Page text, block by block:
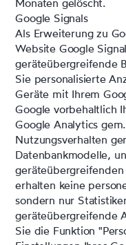
Monaten gelöscht.
Google Signals
Als Erweiterung zu
Website Google
geräteübergreifende
Sie personalisierte
Geräte mit Ihrem
Google vorbehaltlich
Google Analytics
Nutzungsverhalten
Datenbankmodelle,
erhalten keine
sondern nur
geräteübergreifende
Sie die Funktion